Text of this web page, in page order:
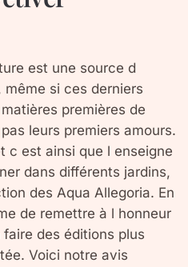
est une source d
si ces derniers
premières de
leurs premiers amours.
c est ainsi que l enseigne
dans différents jardins,
des Aqua Allegoria. En
de remettre à l honneur
des éditions plus
Voici notre avis